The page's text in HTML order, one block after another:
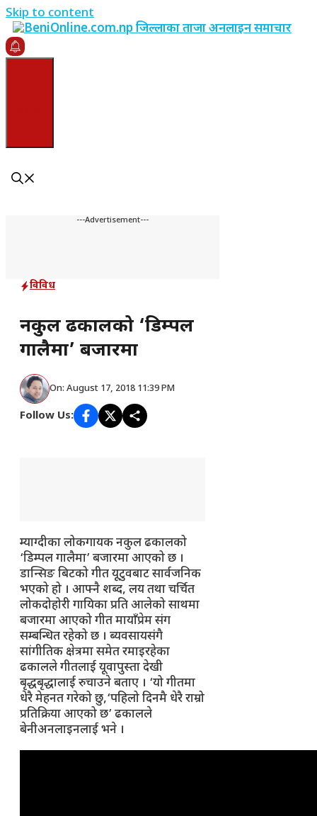
Skip to content
---Advertisement---
विविध
नकुल ढकालको ‘डिम्पल
गालैमा’ बजारमा
On: August 17, 2018 11:39 PM
Follow Us:
म्याग्दीका लोकगायक नकुल ढकालको
‘डिम्पल गालैमा’ बजारमा आएको छ ।
डान्सिङ बिटको गीत यूटुवबाट सार्वजनिक
भएको हो । आफ्नै शब्द, लय तथा चर्चित
लोकदोहोरी गायिका प्रति आलेको साथमा
बजारमा आएको गीत मायाँप्रेम संग
सम्बन्धित रहेको छ । ब्यवसायसंगै
सांगीतिक क्षेत्रमा समेत रमाइरहेका
ढकालले गीतलाई यूवापुस्ता देखी
बृद्धबृद्धालाई रुचाउने बताए । ‘यो गीतमा
धेरै मेहनत गरेको छु,‘पहिलो दिनमै धेरै राम्रो
प्रतिक्रिया आएको छ’ ढकालले
बेनीअनलाइनलाई भने ।